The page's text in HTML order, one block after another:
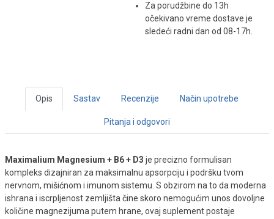
Za porudžbine do 13h
očekivano vreme dostave je
sledeći radni dan od 08-17h.
Opis Sastav Recenzije Način upotrebe
Pitanja i odgovori
Maximalium Magnesium + B6 + D3 je precizno formulisan
kompleks dizajniran za maksimalnu apsorpciju i podršku tvom
nervnom, mišićnom i imunom sistemu. S obzirom na to da moderna
ishrana i iscrpljenost zemljišta čine skoro nemogućim unos dovoljne
količine magnezijuma putem hrane, ovaj suplement postaje